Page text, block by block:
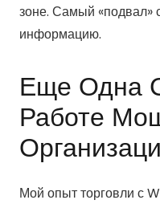
зоне. Самый «подвал»
информацию.
Еще Одна
Работе
Мой опыт торговли с